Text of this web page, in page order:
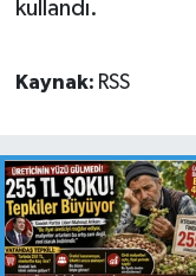
kullandı.
Kaynak: RSS